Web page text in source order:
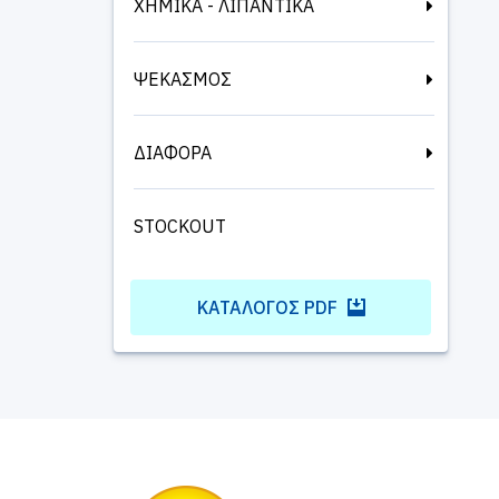
ΧΗΜΙΚΑ - ΛΙΠΑΝΤΙΚΑ
ΨΕΚΑΣΜΟΣ
ΔΙΑΦΟΡΑ
STOCKOUT
ΚΑΤΆΛΟΓΟΣ PDF